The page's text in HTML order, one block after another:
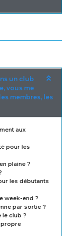
un club
vous me
membres, les
aux
pour les
plaine ?
les débutants
week-end ?
par sortie ?
le club ?
propre